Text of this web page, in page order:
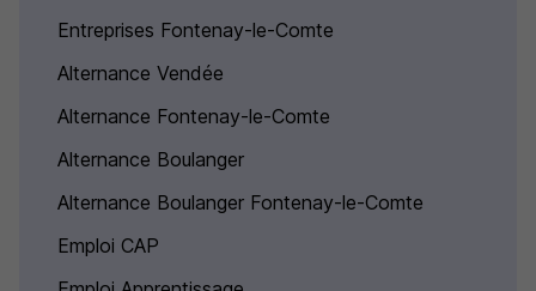
Entreprises Fontenay-le-Comte
Alternance Vendée
Alternance Fontenay-le-Comte
Alternance Boulanger
Alternance Boulanger Fontenay-le-Comte
Emploi CAP